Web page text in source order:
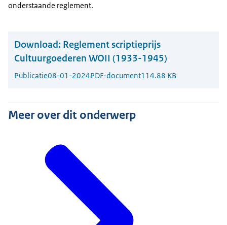
onderstaande reglement.
Download: Reglement scriptieprijs
Cultuurgoederen WOII (1933-1945)
Publicatie08-01-2024PDF-document114.88 KB
Meer over dit onderwerp